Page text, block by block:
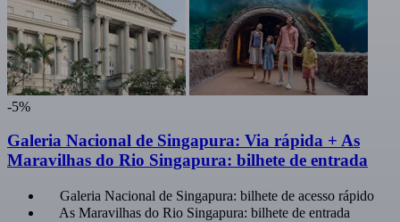
-5%
Galeria Nacional de Singapura: Via rápida + As
Maravilhas do Rio Singapura: bilhete de entrada
Galeria Nacional de Singapura: bilhete de acesso rápido
As Maravilhas do Rio Singapura: bilhete de entrada